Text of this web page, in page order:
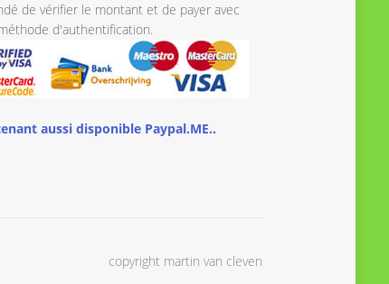
de vérifier le montant et de payer avec
d'authentification.
aussi disponible Paypal.ME..
copyright martin van cleven